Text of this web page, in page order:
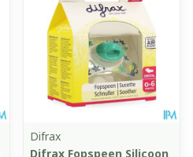
Difrax
Difrax Fopspeen Silicoon